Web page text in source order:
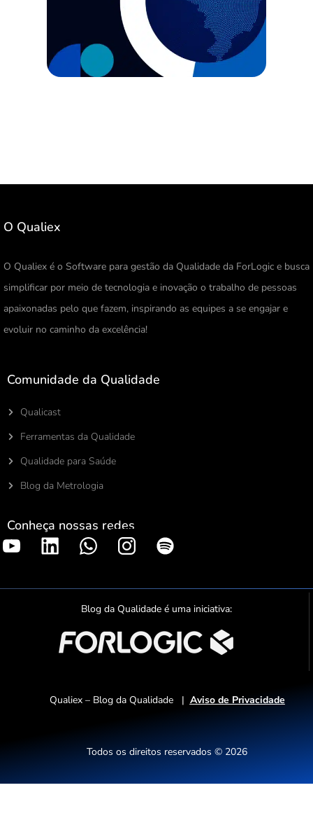
O Qualiex
O Qualiex é o Software para gestão da Qualidade da ForLogic e busca
simplificar por meio de tecnologia e inovação o trabalho de pessoas
apaixonadas pelo que fazem, inspirando as equipes a se engajar e
evoluir no caminho da excelência!
Comunidade da Qualidade
Qualicast
Ferramentas da Qualidade
Qualidade para Saúde
Blog da Metrologia
Conheça nossas redes
S
o
t
f
y
Blog da Qualidade é uma iniciativa:
Qualiex – Blog da Qualidade | Aviso de Privacidade
Todos os direitos reservados © 2026